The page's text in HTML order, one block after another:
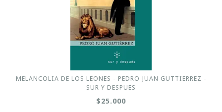
MELANCOLIA DE LOS LEONES - PEDRO JUAN GUTTIERREZ -
SUR Y DESPUES
$25.000